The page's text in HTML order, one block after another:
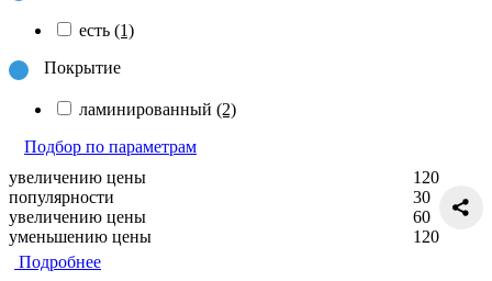
есть (1)
Покрытие
ламинированный (2)
Подбор по параметрам
увеличению цены
популярности
увеличению цены
уменьшению цены
120
30
60
120
Подробнее